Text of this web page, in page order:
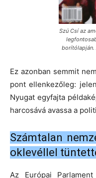
Szú Csí az
borítólapján.
Ez azonban semmit
pont ellenkezőleg:
Nyugat egyfajta
harcosává avassa a
Számtalan
oklevéllel
Az Európai